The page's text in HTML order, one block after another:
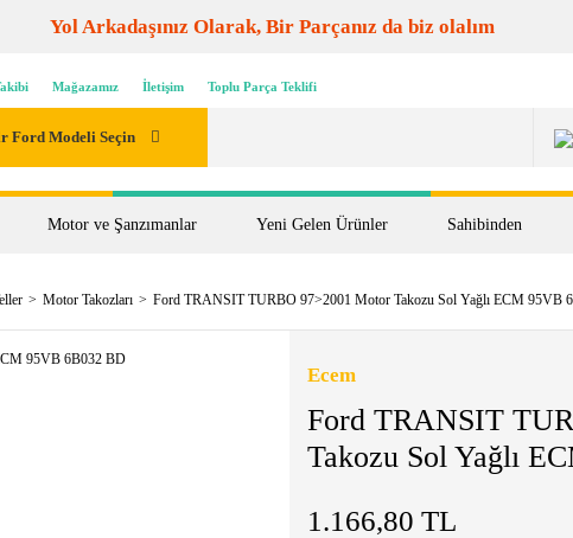
Yol Arkadaşınız Olarak, Bir Parçanız da biz olalım
Mağazamız İletişim Toplu Parça Teklifi
Ford Modeli Seçin
Motor ve Şanzımanlar Yeni Gelen Ürünler Sahibinden
Motor Takozları Ford TRANSIT TURBO 97>2001 Motor Takozu Sol Yağlı ECM 95VB
Ecem
Ford TRANSIT
Takozu Sol Yağlı
1.166,80 TL